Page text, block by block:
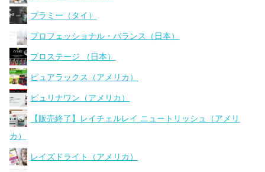
プラミー（タイ）
プロフェッショナル・バランス（日本）
プロステージ （日本）
ピュアラックス（アメリカ）
ピュリナワン（アメリカ）
【販売終了】レイチェルレイ ニュートリッシュ（アメリ
カ）
レイズドライト（アメリカ）